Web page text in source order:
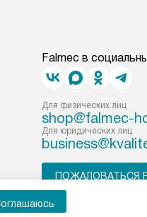
Falmec в
Для физических лиц
shop@falmec-
Для юридических лиц
ПОЖАЛОВАТЬСЯ